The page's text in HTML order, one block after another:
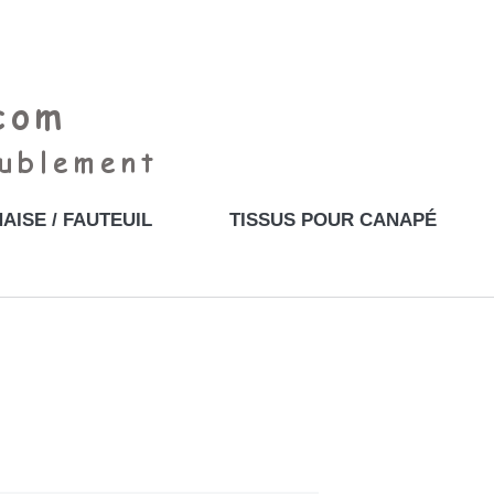
/ FAUTEUIL TISSUS POUR CANAPÉ